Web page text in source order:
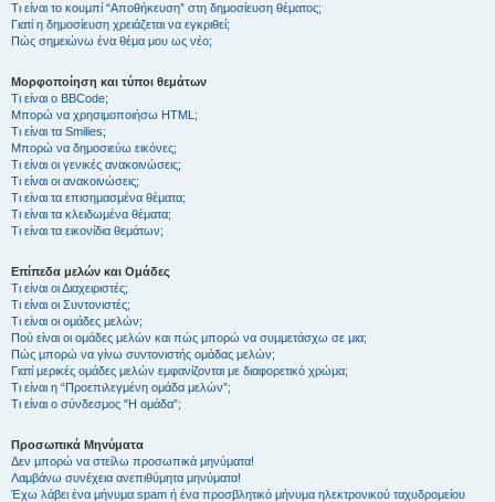
Τι είναι το κουμπί “Αποθήκευση” στη δημοσίευση θέματος;
Γιατί η δημοσίευση χρειάζεται να εγκριθεί;
Πώς σημειώνω ένα θέμα μου ως νέο;
Μορφοποίηση και τύποι θεμάτων
Τι είναι ο BBCode;
Μπορώ να χρησιμοποιήσω HTML;
Τι είναι τα Smilies;
Μπορώ να δημοσιεύω εικόνες;
Τι είναι οι γενικές ανακοινώσεις;
Τι είναι οι ανακοινώσεις;
Τι είναι τα επισημασμένα θέματα;
Τι είναι τα κλειδωμένα θέματα;
Τι είναι τα εικονίδια θεμάτων;
Επίπεδα μελών και Ομάδες
Τι είναι οι Διαχειριστές;
Τι είναι οι Συντονιστές;
Τι είναι οι ομάδες μελών;
Πού είναι οι ομάδες μελών και πώς μπορώ να συμμετάσχω σε μια;
Πώς μπορώ να γίνω συντονιστής ομάδας μελών;
Γιατί μερικές ομάδες μελών εμφανίζονται με διαφορετικό χρώμα;
Τι είναι η “Προεπιλεγμένη ομάδα μελών”;
Τι είναι ο σύνδεσμος "Η ομάδα”;
Προσωπικά Μηνύματα
Δεν μπορώ να στείλω προσωπικά μηνύματα!
Λαμβάνω συνέχεια ανεπιθύμητα μηνύματα!
Έχω λάβει ένα μήνυμα spam ή ένα προσβλητικό μήνυμα ηλεκτρονικού ταχυδρομείου